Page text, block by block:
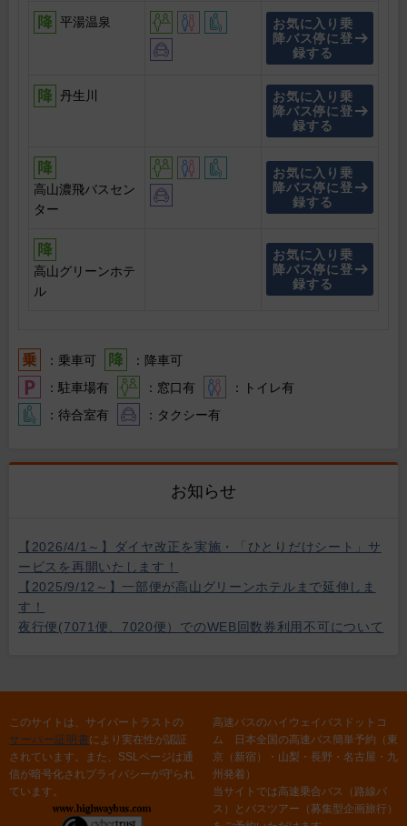
平湯温泉
お気に入り乗
降バス停に登
録する
丹生川
お気に入り乗
降バス停に登
録する
高山濃飛バスセン
ター
お気に入り乗
降バス停に登
録する
高山グリーンホテ
ル
お気に入り乗
降バス停に登
録する
：乗車可
：降車可
：駐車場有
：窓口有
：トイレ有
：待合室有
：タクシー有
お知らせ
【2026/4/1～】ダイヤ改正を実施・「ひとりだけシート」サ
ービスを再開いたします！
【2025/9/12～】一部便が高山グリーンホテルまで延伸しま
す！
夜行便(7071便、7020便）でのWEB回数券利用不可について
このサイトは、サイバートラストの
サーバー証明書により実在性が認証
されています。また、SSLページは通
信が暗号化されプライバシーが守られ
ています。
高速バスのハイウェイバスドットコ
ム 日本全国の高速バス簡単予約（東
京（新宿）・山梨・長野・名古屋・九
州発着）
当サイトでは高速乗合バス（路線バ
ス）とバスツアー（募集型企画旅行）